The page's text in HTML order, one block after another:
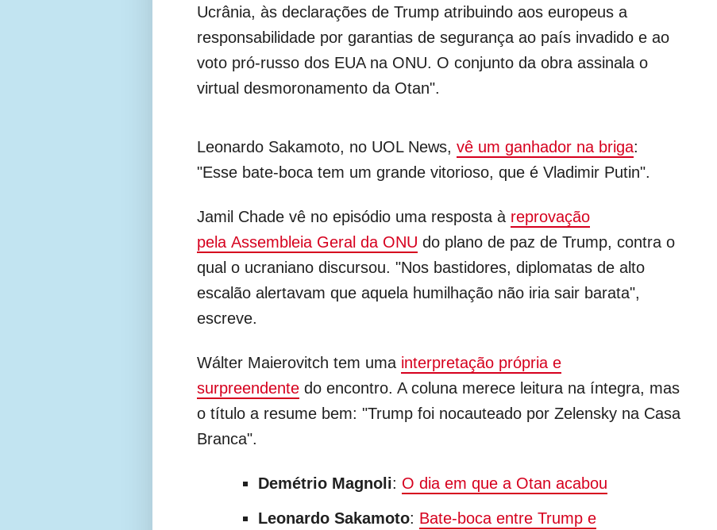
Ucrânia, às declarações de Trump atribuindo aos europeus a
responsabilidade por garantias de segurança ao país invadido e ao
voto pró-russo dos EUA na ONU. O conjunto da obra assinala o
virtual desmoronamento da Otan".
Leonardo Sakamoto, no UOL News, vê um ganhador na briga:
"Esse bate-boca tem um grande vitorioso, que é Vladimir Putin".
Jamil Chade vê no episódio uma resposta à reprovação
pela Assembleia Geral da ONU do plano de paz de Trump, contra o
qual o ucraniano discursou. "Nos bastidores, diplomatas de alto
escalão alertavam que aquela humilhação não iria sair barata",
escreve.
Wálter Maierovitch tem uma interpretação própria e
surpreendente do encontro. A coluna merece leitura na íntegra, mas
o título a resume bem: "Trump foi nocauteado por Zelensky na Casa
Branca".
Demétrio Magnoli: O dia em que a Otan acabou
Leonardo Sakamoto: Bate-boca entre Trump e